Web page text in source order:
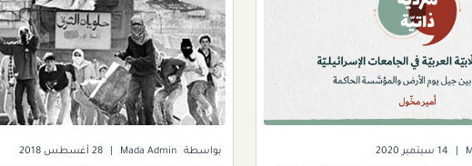
14 سبتمبر 2020 بواسطة Mada Admin 28 أغسطس 2018